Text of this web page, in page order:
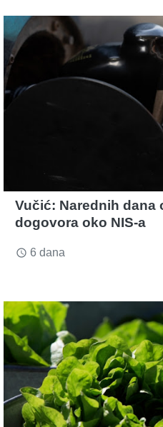
Vučić: Narednih dana
dogovora oko NIS-a
access_time 6 dana